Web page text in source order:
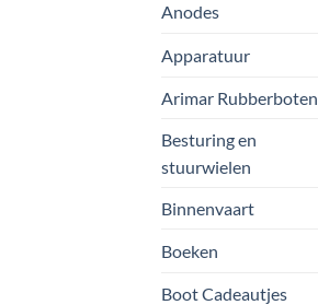
Anodes
Apparatuur
Arimar Rubberboten
Besturing en
stuurwielen
Binnenvaart
Boeken
Boot Cadeautjes